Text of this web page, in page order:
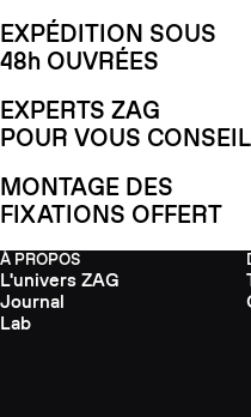
EXPÉDITION SOUS
48h OUVRÉES
EXPERTS ZAG
POUR VOUS
MONTAGE DES
FIXATIONS OFFERT
À PROPOS
L'univers ZAG
Journal
Lab